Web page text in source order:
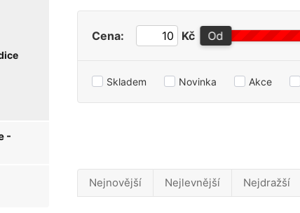
-
Cena: Kč Od
Skladem Novinka Akce
Nejnovější Nejlevnější Nejdražší